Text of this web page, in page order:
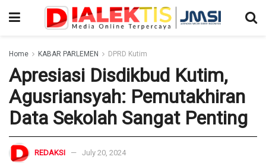
Home KABAR PARLEMEN DPRD Kutim
Apresiasi Disdikbud Kutim,
Agusriansyah: Pemutakhiran
Data Sekolah Sangat Penting
REDAKSI July 20, 2024